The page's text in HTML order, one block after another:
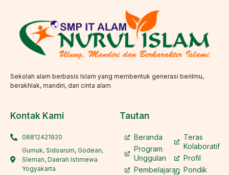
Sekolah alam berbasis Islam yang membentuk generasi berilmu,
berakhlak, mandiri, dan cinta alam
Kontak Kami
08812421920
Gumuk, Sidoarum, Godean,
Sleman, Daerah Istimewa
Yogyakarta
Tautan
Beranda
Program
Unggulan
Pembelajaran
Teras
Kolaboratif
Profil
Pondik